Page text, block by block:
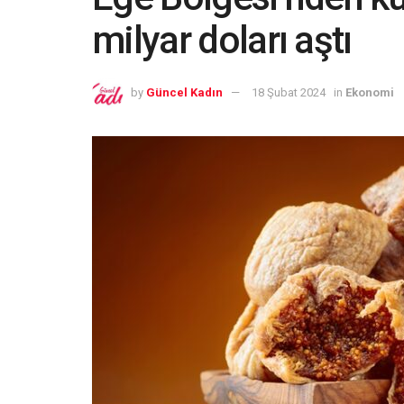
milyar doları aştı
by Güncel Kadın 18 Şubat 2024 in Ekonomi